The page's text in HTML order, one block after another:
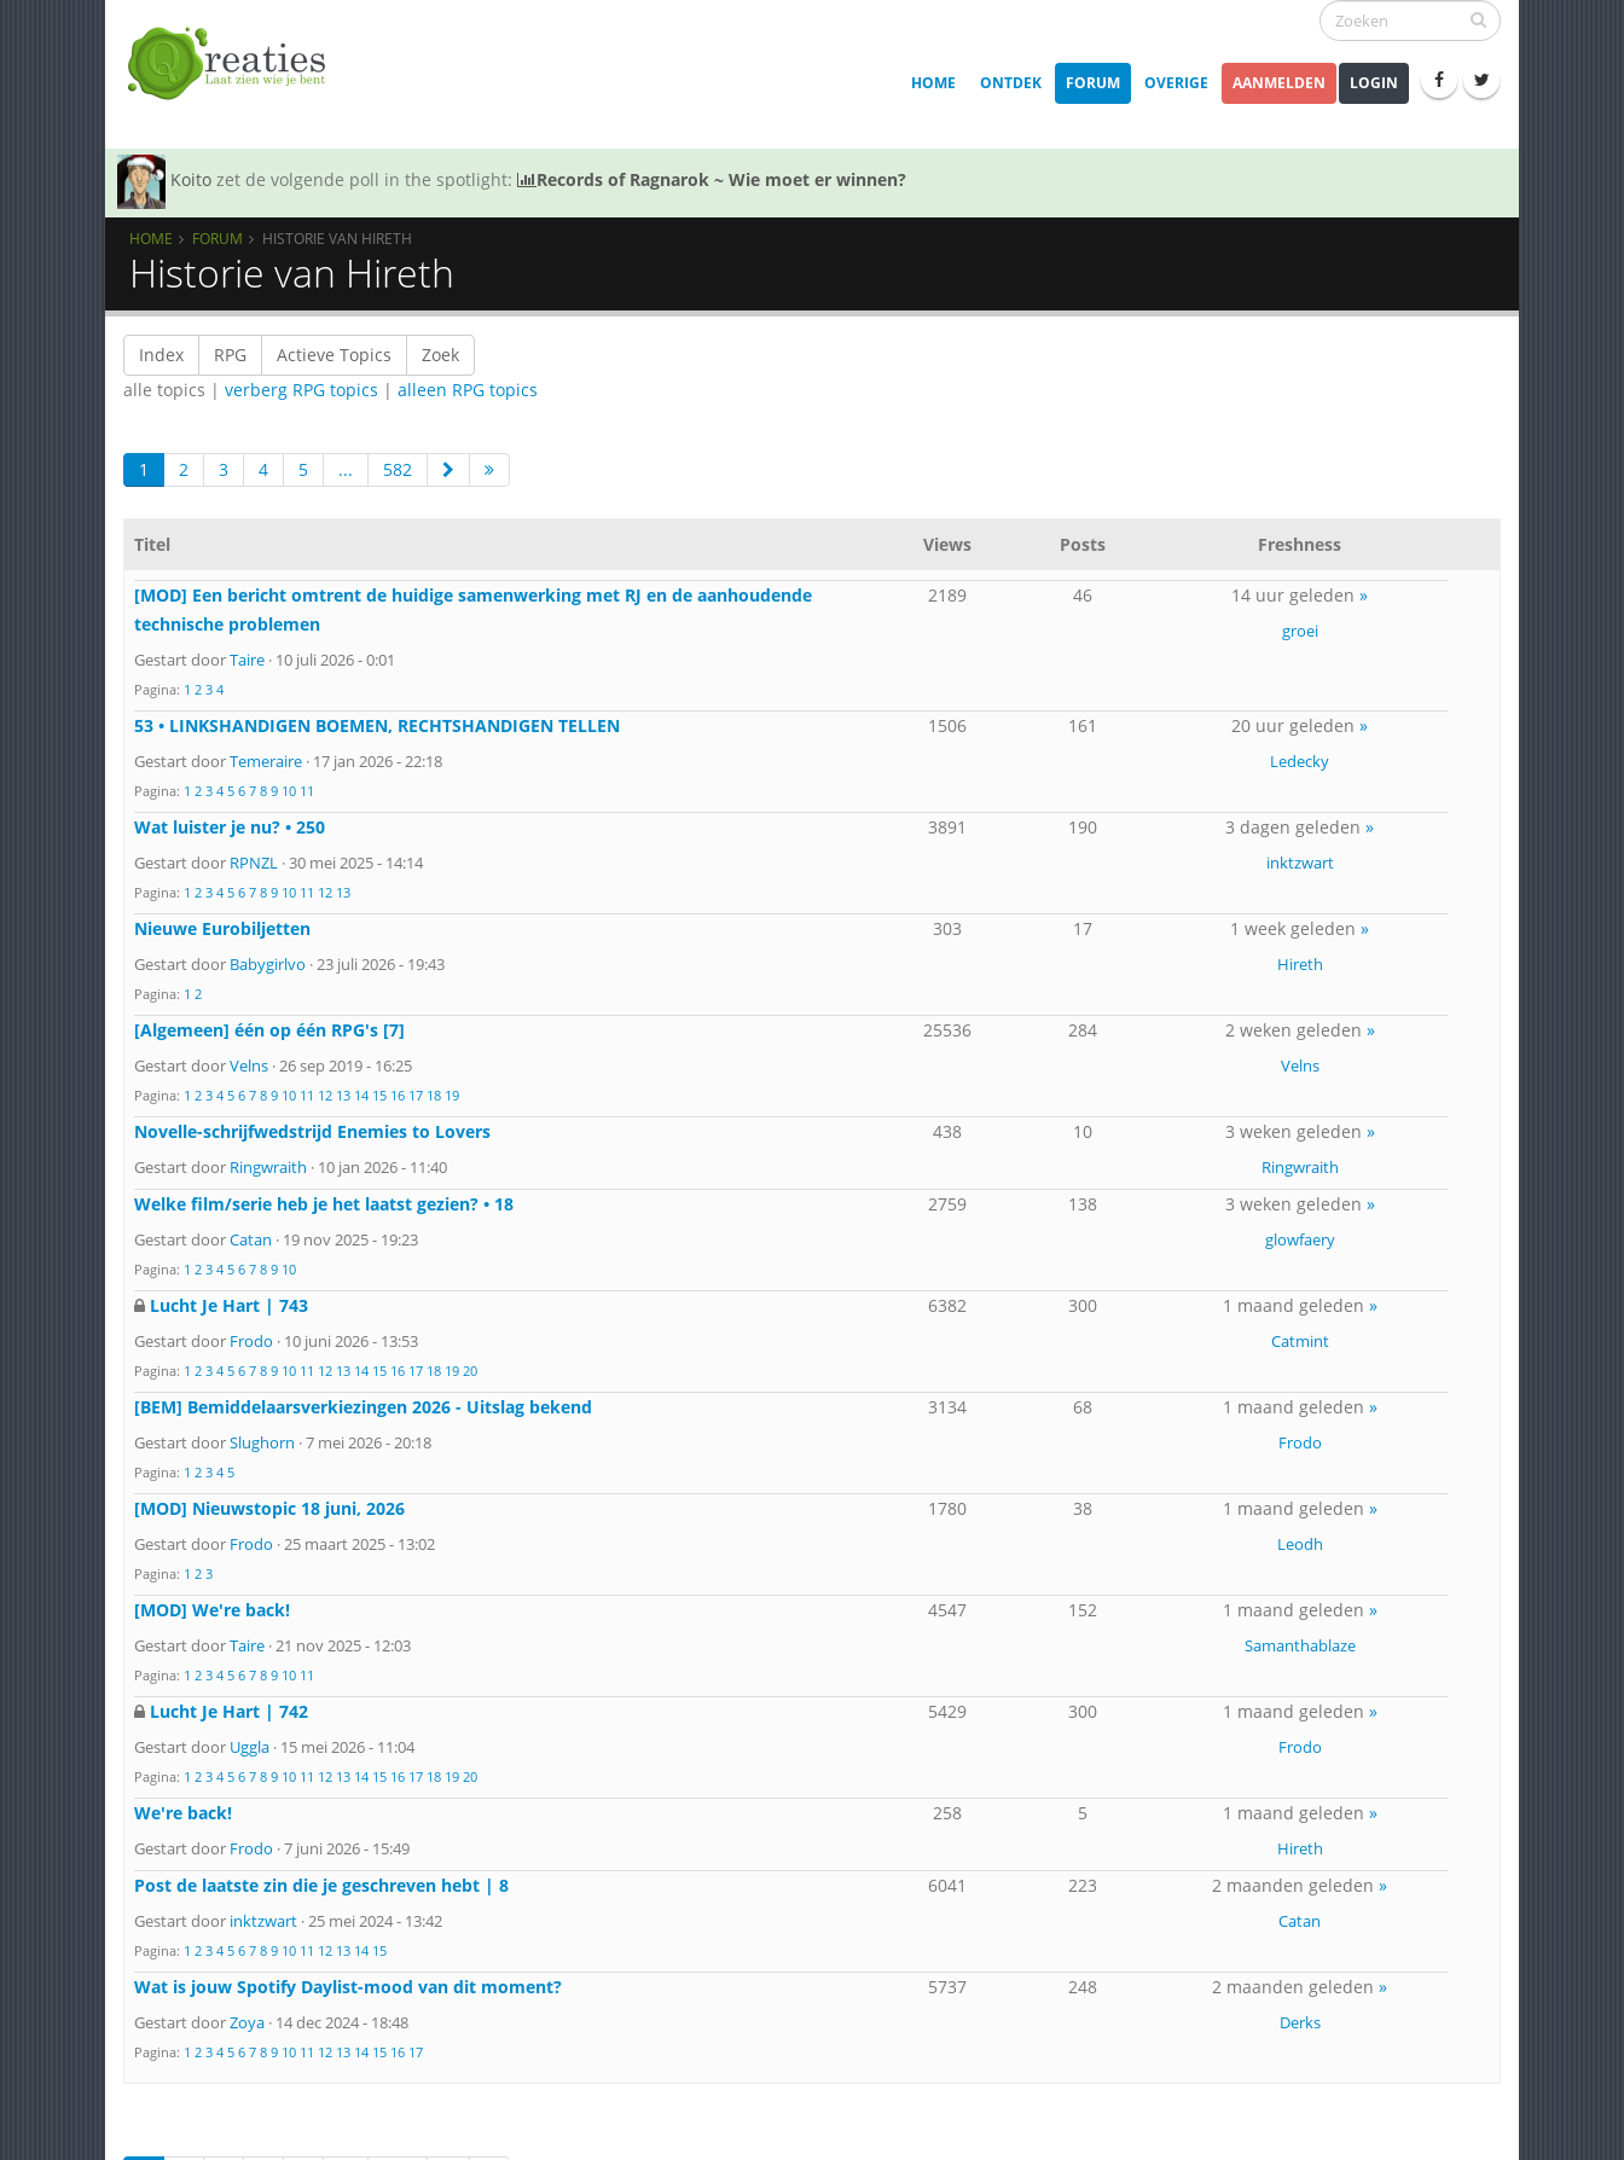
HOME ONTDEK FORUM OVERIGE AANMELDEN LOGIN
Koito zet de volgende poll in the spotlight: Records of Ragnarok ~ Wie moet er winnen?
HOME FORUM HISTORIE VAN HIRETH
Historie van Hireth
Index RPG Actieve Topics
Zoek
alle topics | verberg RPG topics | alleen RPG topics
1 2 3 4 5 ... 582
Titel Views Posts Freshness
[MOD] Een bericht omtrent de huidige samenwerking met RJ en de aanhoudende
technische problemen
Gestart doorTaire · 10 juli 2026 - 0:01
Pagina: 1 2 3 4
2189 46 14 uur geleden»
groei
53 • LINKSHANDIGEN BOEMEN, RECHTSHANDIGEN TELLEN
Gestart doorTemeraire · 17 jan 2026 - 22:18
Pagina: 1 2 3 4 5 6 7 8 9 10 11
1506 161 20 uur geleden»
Ledecky
Wat luister je nu? • 250
Gestart door RPNZL · 30 mei 2025 - 14:14
Pagina: 1 2 3 4 5 6 7 8 9 10 11 12 13
3891 190 3 dagen geleden»
inktzwart
Nieuwe Eurobiljetten
Gestart door Babygirlvo · 23 juli 2026 - 19:43
Pagina: 1 2
303 17 1 week geleden»
Hireth
[Algemeen] één op één RPG's [7]
Gestart doorVelns · 26 sep 2019 - 16:25
Pagina: 1 2 3 4 5 6 7 8 9 10 11 12 13 14 15 16 17 18 19
25536 284 2 weken geleden »
Velns
Novelle-schrijfwedstrijd Enemies to Lovers
Gestart door Ringwraith · 10 jan 2026 - 11:40
438 10 3 weken geleden »
Ringwraith
Welke film/serie heb je het laatst gezien? • 18
Gestart doorCatan · 19 nov 2025 - 19:23
Pagina: 1 2 3 4 5 6 7 8 9 10
2759 138 3 weken geleden »
glowfaery
Lucht Je Hart | 743
Gestart door Frodo · 10 juni 2026 - 13:53
Pagina: 1 2 3 4 5 6 7 8 9 10 11 12 13 14 15 16 17 18 19 20
6382 300 1 maand geleden »
Catmint
[BEM] Bemiddelaarsverkiezingen 2026 - Uitslag bekend
Gestart doorSlughorn · 7 mei 2026 - 20:18
Pagina: 1 2 3 4 5
3134 68 1 maand geleden »
Frodo
[MOD] Nieuwstopic 18 juni, 2026
Gestart door Frodo · 25 maart 2025 - 13:02
Pagina: 1 2 3
1780 38 1 maand geleden »
Leodh
[MOD] We're back!
Gestart doorTaire · 21 nov 2025 - 12:03
Pagina: 1 2 3 4 5 6 7 8 9 10 11
4547 152 1 maand geleden »
Samanthablaze
Lucht Je Hart | 742
Gestart door Uggla · 15 mei 2026 - 11:04
Pagina: 1 2 3 4 5 6 7 8 9 10 11 12 13 14 15 16 17 18 19 20
5429 300 1 maand geleden »
Frodo
We're back!
Gestart door Frodo · 7 juni 2026 - 15:49
258 5 1 maand geleden »
Hireth
Post de laatste zin die je geschreven hebt | 8
Gestart door inktzwart · 25 mei 2024 - 13:42
Pagina: 1 2 3 4 5 6 7 8 9 10 11 12 13 14 15
6041 223 2 maanden geleden»
Catan
Wat is jouw Spotify Daylist-mood van dit moment?
Gestart doorZoya · 14 dec 2024 - 18:48
Pagina: 1 2 3 4 5 6 7 8 9 10 11 12 13 14 15 16 17
5737 248 2 maanden geleden»
Derks